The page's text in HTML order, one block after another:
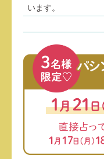
います。